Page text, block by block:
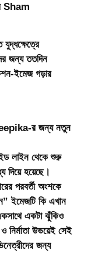
Sham
জন্য ততদিন
ইমেজ গড়ার
Deepika-র জন্য নতুন
লাইন থেকে শুরু
দিয়ে হয়েছে।
পরবর্তী অংশকে
ইমেজটি কি এখান
একটা ঝুঁকিও
উভয়েই সেই
জন্য